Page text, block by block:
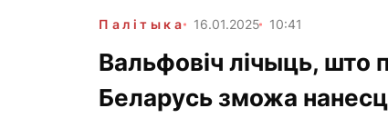
Палітыка 16.01.2025 10:41
Вальфовіч лічыць, што
Беларусь зможа